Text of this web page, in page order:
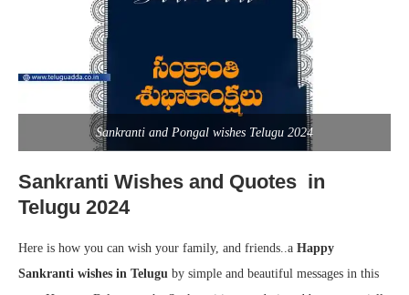
Sankranti and Pongal wishes Telugu 2024
Sankranti Wishes and Quotes in
Telugu 2024
Here is how you can wish your family, and friends..a Happy
Sankranti wishes in Telugu by simple and beautiful messages in this